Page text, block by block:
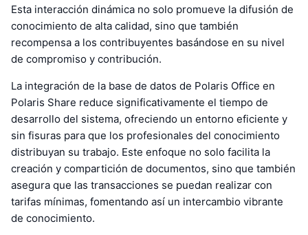
Esta interacción dinámica no solo promueve la difusión de
conocimiento de alta calidad, sino que también
recompensa a los contribuyentes basándose en su nivel
de compromiso y contribución.
La integración de la base de datos de Polaris Office en
Polaris Share reduce significativamente el tiempo de
desarrollo del sistema, ofreciendo un entorno eficiente y
sin fisuras para que los profesionales del conocimiento
distribuyan su trabajo. Este enfoque no solo facilita la
creación y compartición de documentos, sino que también
asegura que las transacciones se puedan realizar con
tarifas mínimas, fomentando así un intercambio vibrante
de conocimiento.